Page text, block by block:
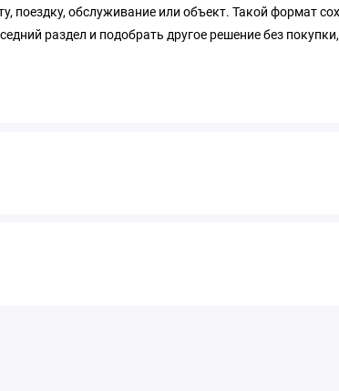
поездку, обслуживание или объект. Такой формат
раздел и подобрать другое решение без